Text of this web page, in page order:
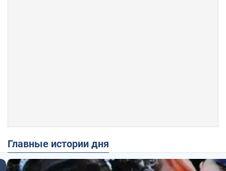
Главные истории дня